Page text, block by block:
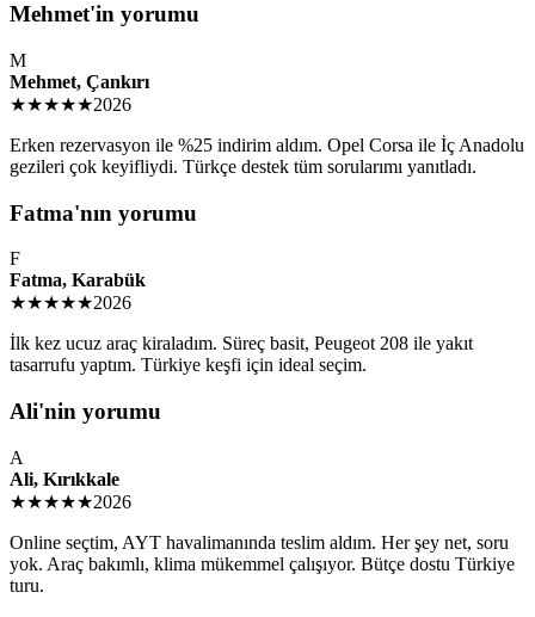
Mehmet'in yorumu
M
Mehmet, Çankırı
★★★★★2026
Erken rezervasyon ile %25 indirim aldım. Opel Corsa ile İç Anadolu
gezileri çok keyifliydi. Türkçe destek tüm sorularımı yanıtladı.
Fatma'nın yorumu
F
Fatma, Karabük
★★★★★2026
İlk kez ucuz araç kiraladım. Süreç basit, Peugeot 208 ile yakıt
tasarrufu yaptım. Türkiye keşfi için ideal seçim.
Ali'nin yorumu
A
Ali, Kırıkkale
★★★★★2026
Online seçtim, AYT havalimanında teslim aldım. Her şey net, soru
yok. Araç bakımlı, klima mükemmel çalışıyor. Bütçe dostu Türkiye
turu.